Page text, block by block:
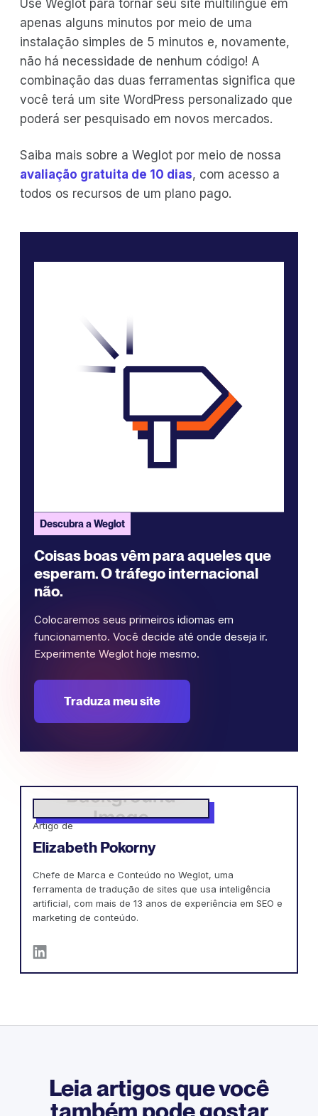
Use Weglot para tornar seu site multilíngue em
apenas alguns minutos por meio de uma
instalação simples de 5 minutos e, novamente,
não há necessidade de nenhum código! A
combinação das duas ferramentas significa que
você terá um site WordPress personalizado que
poderá ser pesquisado em novos mercados.
Saiba mais sobre a Weglot por meio de nossa
avaliação gratuita de 10 dias, com acesso a
todos os recursos de um plano pago.
Descubra a Weglot
Coisas boas vêm para aqueles que
esperam. O tráfego internacional
não.
Colocaremos seus primeiros idiomas em
funcionamento. Você decide até onde deseja ir.
Experimente Weglot hoje mesmo.
Traduza meu site
Artigo de
Elizabeth Pokorny
Chefe de Marca e Conteúdo no Weglot, uma
ferramenta de tradução de sites que usa inteligência
artificial, com mais de 13 anos de experiência em SEO e
marketing de conteúdo.
Leia artigos que você
também pode gostar